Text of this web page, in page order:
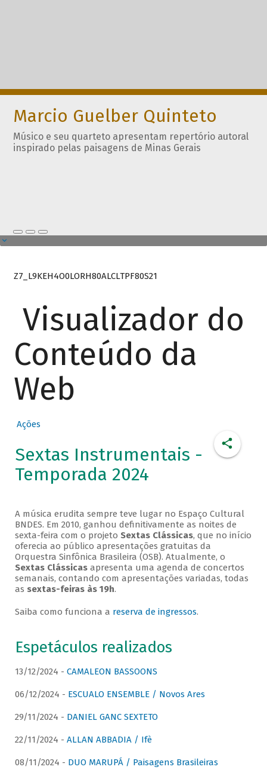
Marcio Guelber Quinteto
Músico e seu quarteto apresentam repertório autoral
inspirado pelas paisagens de Minas Gerais
Z7_L9KEH4O0LORH80ALCLTPF80S21
Visualizador do
Conteúdo da
Web
Ações
Sextas Instrumentais -
Temporada 2024
A música erudita sempre teve lugar no Espaço Cultural
BNDES. Em 2010, ganhou definitivamente as noites de
sexta-feira com o projeto Sextas Clássicas, que no início
oferecia ao público apresentações gratuitas da
Orquestra Sinfônica Brasileira (OSB). Atualmente, o
Sextas Clássicasapresenta uma agenda de concertos
semanais, contando com apresentações variadas, todas
as sextas-feiras às 19h.
Saiba como funciona a reserva de ingressos.
Espetáculos realizados
13/12/2024 - CAMALEON BASSOONS
06/12/2024 - ESCUALO ENSEMBLE / Novos Ares
29/11/2024 - DANIEL GANC SEXTETO
22/11/2024 - ALLAN ABBADIA / Ifè
08/11/2024 - DUO MARUPÁ / Paisagens Brasileiras